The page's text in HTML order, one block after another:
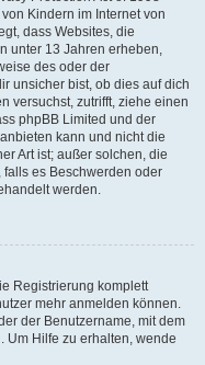
Kindern im Internet von
dass Websites, die
unter 13 Jahren erheben,
des oder der
unsicher bist, ob dies auf dich
versuchst, zutrifft, ziehe einen
phpBB Limited und der
kann und nicht die
Art ist; außer solchen, die
falls es Beschwerden oder
werden.
Registrierung komplett
mehr anmelden können.
der Benutzername, mit dem
Um Hilfe zu erhalten, wende